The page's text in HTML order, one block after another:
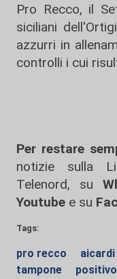
Pro Recco, il
siciliani
azzurri in
controlli i cui
Per restare
notizie sulla
Telenord, su
Youtube e su
Tags:
pro recco aicardi
tampone
positivo